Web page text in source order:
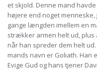
et skjold. Denne mand
højere end noget
gange længden imellem en
strækker armen helt ud,
når han spreder dem helt
mands navn er Goliath. Han
Evige Gud og hans tjener